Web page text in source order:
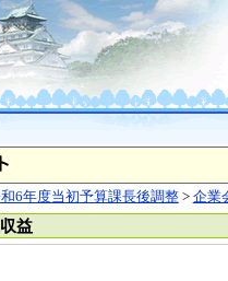
6年度当初予算課長後調整> 企業
益